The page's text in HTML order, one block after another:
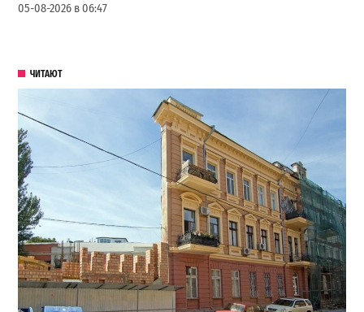
05-08-2026 в 06:47
ЧИТАЮТ